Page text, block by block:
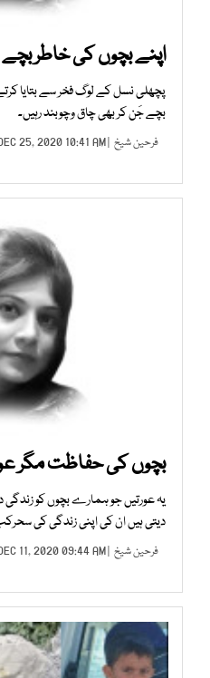
اپنے بچوں کی خاطر بچے
پچھلی نسل کے لوگ فخر سے بتایا
بچے جَن کر بھی چاق وچوبند رہیں۔
فرحین شیخ | DEC 25, 2020 10:41 AM |
بچوں کی حفاظت مگر
یہ عورتیں جو ہمارے بچوں کو
دیتی ہیں ان کی اپنی زندگی کی
فرحین شیخ | DEC 11, 2020 09:44 AM |